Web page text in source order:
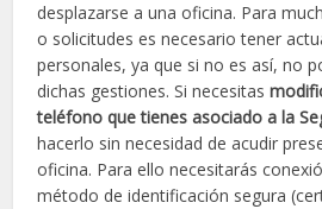
desplazarse a una oficina. Para
o solicitudes es necesario tener
personales, ya que si no es así, no
dichas gestiones. Si necesitas
teléfono que tienes asociado a la
hacerlo sin necesidad de acudir
oficina. Para ello necesitarás
método de identificación segura